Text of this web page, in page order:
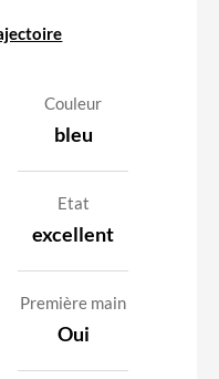
Couleur
bleu
Etat
excellent
Première main
Oui